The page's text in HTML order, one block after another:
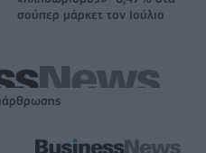
σούπερ μάρκετ τον Ιούλιο